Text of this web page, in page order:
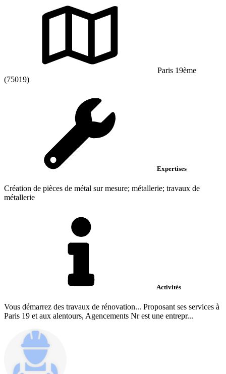
Paris 19ème
(75019)
Expertises
Création de pièces de métal sur mesure; métallerie; travaux de
métallerie
Activités
Vous démarrez des travaux de rénovation... Proposant ses services à
Paris 19 et aux alentours, Agencements Nr est une entrepr...